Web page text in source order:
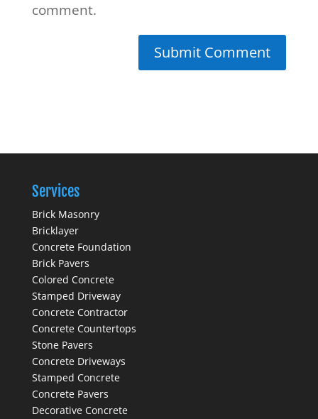
comment.
Services
Brick Masonry
Bricklayer
Concrete Foundation
Brick Pavers
Colored Concrete
Stamped Driveway
Concrete Contractor
Concrete Countertops
Stone Pavers
Concrete Driveways
Stamped Concrete
Concrete Pavers
Decorative Concrete